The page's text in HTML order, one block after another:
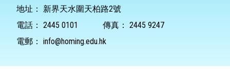
地址：
新界天水圍天柏路2號
電話： 2445 0101 傳真： 2445 9247
電郵： info@homing.edu.hk